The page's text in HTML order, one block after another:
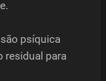
psíquica
residual para